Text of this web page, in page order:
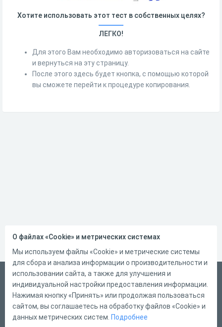
Хотите использовать этот тест в собственных целях?
ЛЕГКО!
Для этого Вам необходимо авторизоваться на сайте
и вернуться на эту страницу.
После этого здесь будет кнопка, с помощью которой
вы сможете перейти к процедуре копирования.
Русский
Справка
Форма обратной связи
О файлах «Cookie» и метрических системах
Мы используем файлы «Cookie» и метрические системы
для сбора и анализа информации о производительности и
использовании сайта, а также для улучшения и
индивидуальной настройки предоставления информации.
Нажимая кнопку «Принять» или продолжая пользоваться
сайтом, вы соглашаетесь на обработку файлов «Cookie» и
данных метрических систем. Подробнее